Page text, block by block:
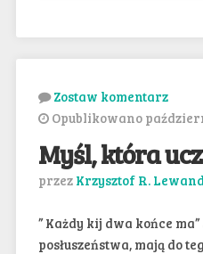
Zostaw komentarz
Opublikowano
Myśl, która
przez Krzysztof R.
” Każdy kij dwa końce
posłuszeństwa, mają do